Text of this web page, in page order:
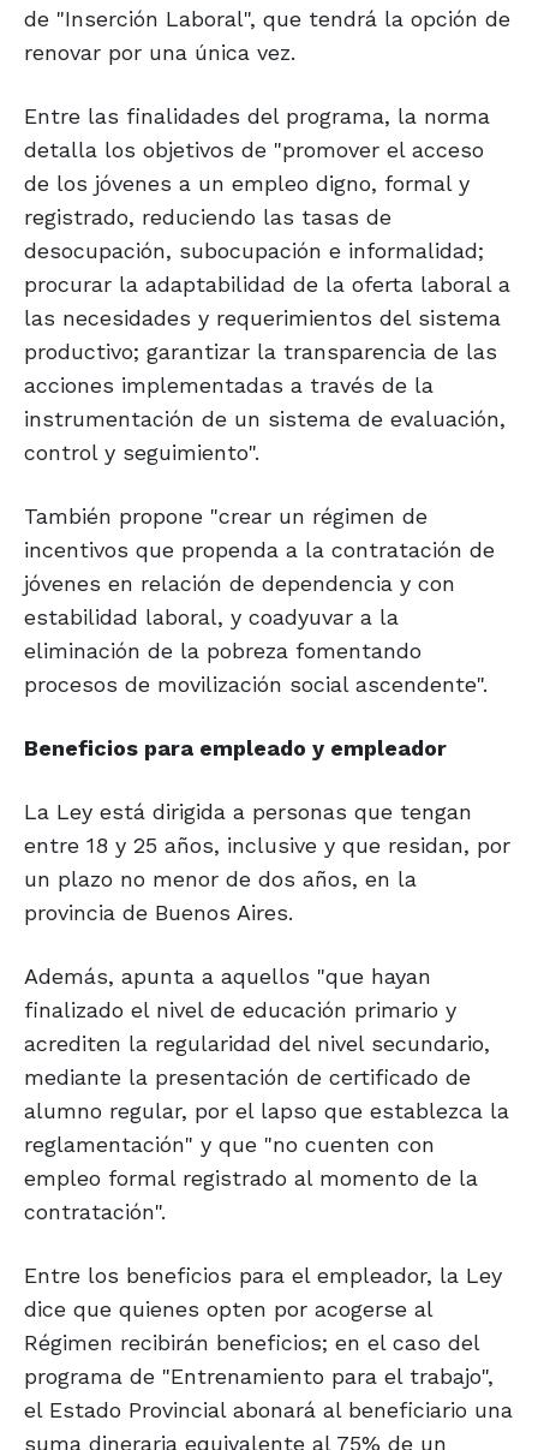
de "Inserción Laboral", que tendrá la opción de
renovar por una única vez.
Entre las finalidades del programa, la norma
detalla los objetivos de "promover el acceso
de los jóvenes a un empleo digno, formal y
registrado, reduciendo las tasas de
desocupación, subocupación e informalidad;
procurar la adaptabilidad de la oferta laboral a
las necesidades y requerimientos del sistema
productivo; garantizar la transparencia de las
acciones implementadas a través de la
instrumentación de un sistema de evaluación,
control y seguimiento".
También propone "crear un régimen de
incentivos que propenda a la contratación de
jóvenes en relación de dependencia y con
estabilidad laboral, y coadyuvar a la
eliminación de la pobreza fomentando
procesos de movilización social ascendente".
Beneficios para empleado y empleador
La Ley está dirigida a personas que tengan
entre 18 y 25 años, inclusive y que residan, por
un plazo no menor de dos años, en la
provincia de Buenos Aires.
Además, apunta a aquellos "que hayan
finalizado el nivel de educación primario y
acrediten la regularidad del nivel secundario,
mediante la presentación de certificado de
alumno regular, por el lapso que establezca la
reglamentación" y que "no cuenten con
empleo formal registrado al momento de la
contratación".
Entre los beneficios para el empleador, la Ley
dice que quienes opten por acogerse al
Régimen recibirán beneficios; en el caso del
programa de "Entrenamiento para el trabajo",
el Estado Provincial abonará al beneficiario una
suma dineraria equivalente al 75% de un